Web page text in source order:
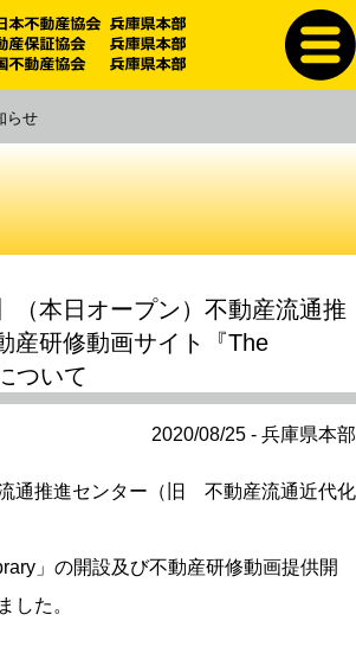
らせ
（本日オープン）不動産流通推
産研修動画サイト『The
ついて
2020/08/25 - 兵庫県本部
通推進センター（旧 不動産流通近代化
」の開設及び不動産研修動画提供開
した。